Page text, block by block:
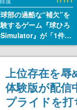
部の過酷な“補欠”を
するゲーム『球ひろ
』が「1件」
ィッシュリストをも
チェコ語に対応し
で話題に。『キング
ム・カム』開発元やチ
コのプロ野球選手から
賛の声
上位存在を
体験版が配信
プライドを